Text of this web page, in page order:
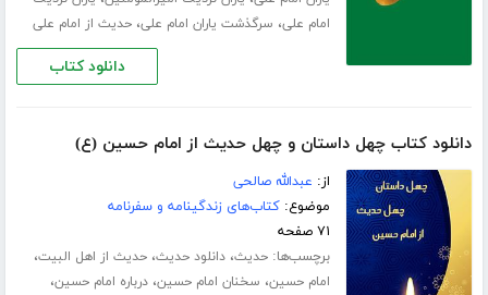
امام علی، سرگذشت یاران امام علی،حدیث از امام علی
دانلود کتاب
دانلود کتاب چهل داستان و چهل حدیث از امام حسین (ع)
از: عبدالله صالحی
موضوع:کتاب‌های زندگینامه و سفرنامه
۷۱ صفحه
برچسب‌ها:حدیث،دانلود حدیث،حدیث از اهل البیت،
امام حسین، سخنان امام حسین،درباره امام حسین،